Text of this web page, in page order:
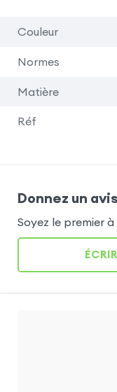
Couleur
Normes
Matière
Réf
Donnez un
Soyez le premier